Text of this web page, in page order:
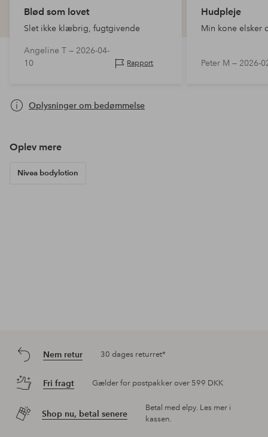
Blød som lovet
Slet ikke klæbrig, fugtgivende
Angeline T — 2026-04-
10
Rapport
Hudpleje
Min kone elsker
Peter M — 2026-
Oplysninger om bedømmelse
Oplev mere
Nivea bodylotion
Nem retur 30 dages returret*
Fri fragt Gælder for postpakker over 599 DKK
Shop nu, betal senere
Betal med elpy. Les mer i
kassen.